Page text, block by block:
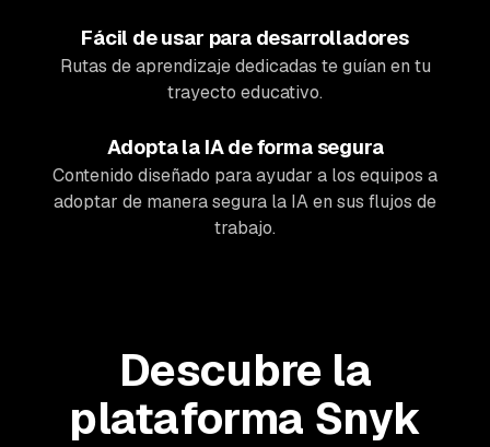
Fácil de usar para desarrolladores
Rutas de aprendizaje dedicadas te guían en tu
trayecto educativo.
Adopta la IA de forma segura
Contenido diseñado para ayudar a los equipos a
adoptar de manera segura la IA en sus flujos de
trabajo.
Descubre la
plataforma Snyk